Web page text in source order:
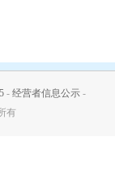
- 经营者信息公示 -
有